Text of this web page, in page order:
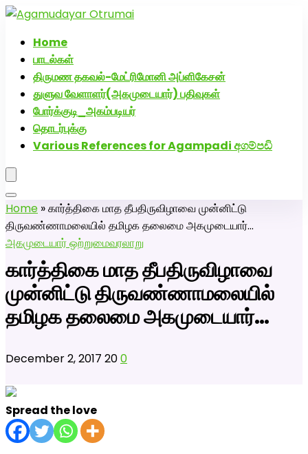
Home
பாடல்கள்
திருமண தகவல்-மேட்ரிமோனி அப்ளிகேசன்
துளுவ வேளாளர்(அகமுடையார்) பதிவுகள்
போர்க்குடி_அகம்படியர்
தொடர்புக்கு
Various References for Agampadi අගම්පඩි
Home »கார்த்திகை மாத தீபதிருவிழாவை முன்னிட்டு
திருவண்ணாமலையில் தமிழக தலைமை அகமுடையார்…
அகமுடையார் ஒற்றுமைவரலாறு
கார்த்திகை மாத தீபதிருவிழாவை
முன்னிட்டு திருவண்ணாமலையில்
தமிழக தலைமை அகமுடையார்…
December 2, 2017 200
Spread the love
அகமுடையார் திருமண வரன்களுக்கு அகமுடையார்மேட்ரி-